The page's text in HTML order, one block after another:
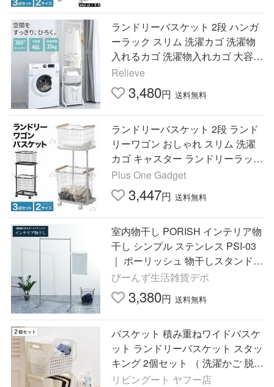
ランドリーバスケット 2段 ハンガ
ーラック スリム 洗濯カゴ 洗濯物
入れるカゴ 洗濯物入れカゴ 大容量
キャスター 洗濯カゴ収納 ランドリ
ーワゴン
Relieve
3,480円 送料無料
ランドリーバスケット 2段 ランド
リーワゴン おしゃれ スリム 洗濯
カゴ キャスター ランドリーラック
収納ボックス 洗濯物入れ ホワイト
ランドリー収納
Plus One Gadget
3,447円 送料無料
室内物干し PORISH インテリア物
干し シンプル ステンレス PSI-03
｜ ポーリッシュ 物干しスタンド
おしゃれ ステンレス 洗濯 干す
びーんず生活雑貨デポ
3,380円 送料無料
バスケット 積み重ねワイドバスケ
ット ランドリーバスケット スタッ
キング 2個セット （ 洗濯かご 脱衣
かご ランドリーボックス ）
リビングート ヤフー店